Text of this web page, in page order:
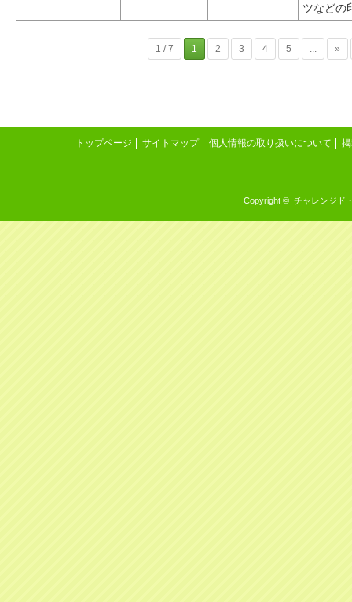
ツなどの
1 / 7 1 2 3 4 5 »
トップページ サイトマップ 個人情報の取り扱いについて
Copyright © チャレンジド